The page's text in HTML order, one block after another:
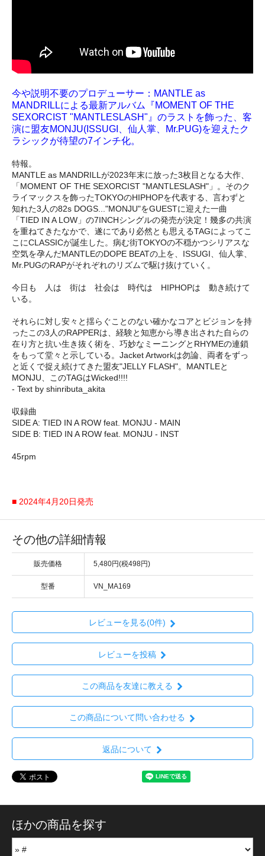
今や説明不要のプロデューサー：MANTLE as
MANDRILLによる最新アルバム『MOMENT OF THE
SEXORCIST "MANTLESLASH"』のラストを飾った、客
演に盟友MONJU(ISSUGI、仙人掌、Mr.PUG)を迎えたク
ラシックが待望の7インチ化。
特報。
MANTLE as MANDRILLが2023年末に放った3枚目となる大作、
「MOMENT OF THE SEXORCIST "MANTLESLASH"」。そのク
ライマックスを飾ったTOKYOのHIPHOPを代表する、言わずと
知れた3人の82s DOGS..."MONJU"をGUESTに迎えた一曲
「TIED IN A LOW」の7INCHシングルの発売が決定！幾多の共演
を重ねてきたなかで、遂にであり必然とも思えるTAGによってこ
こにCLASSICが誕生した。病む街TOKYOの不穏かつシリアスな
空気を孕んだMANTLEのDOPE BEATの上を、ISSUGI、仙人掌、
Mr.PUGのRAPがそれぞれのリズムで駆け抜けていく。
今日も 人は 街は 社会は 時代は HIPHOPは 動き続けて
いる。
それらに対し安々と揺らぐことのない確かなコアとビジョンを持
ったこの3人のRAPPERは、経験と知恵から導き出された自らの
在り方と抗い生き抜く術を、巧妙なミーニングとRHYMEの連鎖
をもって堂々と示している。Jacket Artworkは勿論、両者をずっ
と近くで捉え続けてきた盟友"JELLY FLASH"。MANTLEと
MONJU、このTAGはWicked!!!!
- Text by shinributa_akita
収録曲
SIDE A: TIED IN A ROW feat. MONJU - MAIN
SIDE B: TIED IN A ROW feat. MONJU - INST
45rpm
■ 2024年4月20日発売
その他の詳細情報
販売価格 5,480円(税498円)
型番 VN_MA169
レビューを見る(0件)
レビューを投稿
この商品を友達に教える
この商品について問い合わせる
返品について
ほかの商品を探す